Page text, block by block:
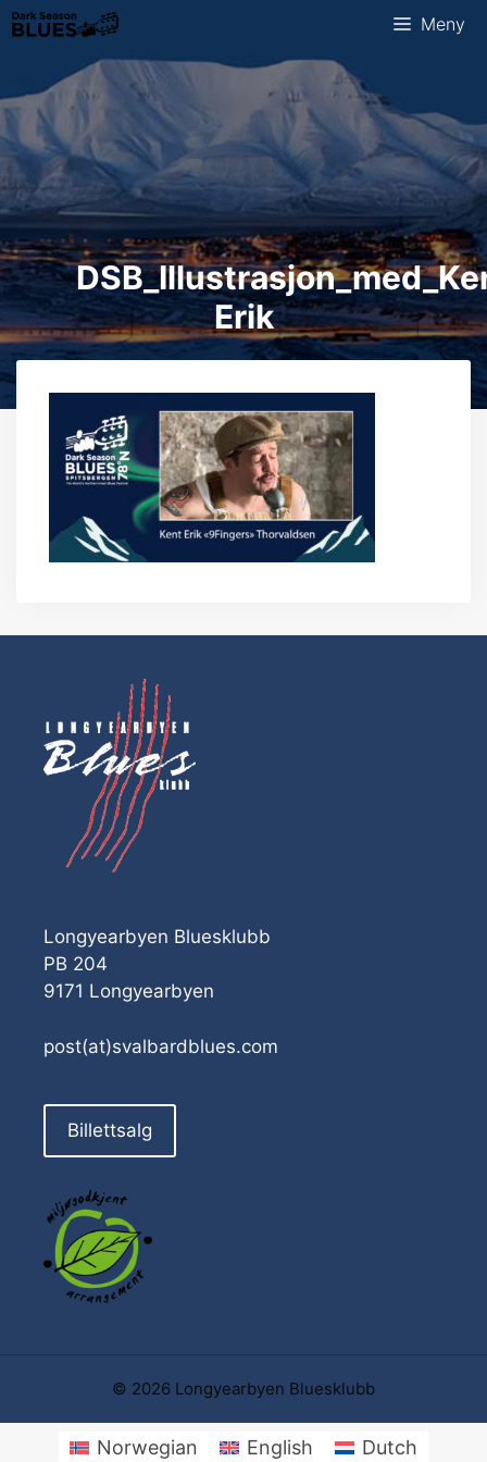
Hopp
til
innhold
Meny
Erik
Longyearbyen Bluesklubb
PB 204
9171 Longyearbyen
post(at)svalbardblues.com
Billettsalg
© 2026 Longyearbyen Bluesklubb
Norwegian English Dutch